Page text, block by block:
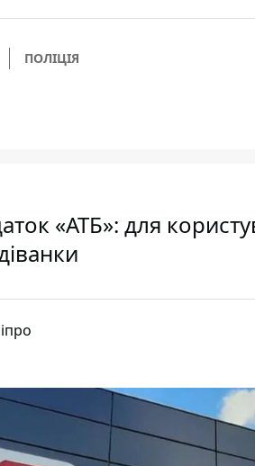
ПОЛІЦІЯ
«АТБ»: для